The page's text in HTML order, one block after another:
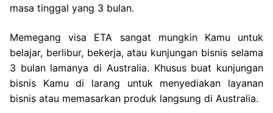
masa tinggal yang 3 bulan.
Memegang visa ETA sangat mungkin Kamu untuk
belajar, berlibur, bekerja, atau kunjungan bisnis selama
3 bulan lamanya di Australia. Khusus buat kunjungan
bisnis Kamu di larang untuk menyediakan layanan
bisnis atau memasarkan produk langsung di Australia.